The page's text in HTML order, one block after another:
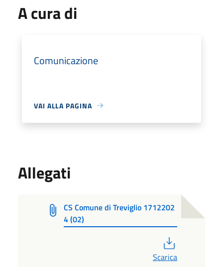
A cura di
Comunicazione
VAI ALLA PAGINA
Allegati
CS Comune di Treviglio 1712202
4 (02)
Scarica